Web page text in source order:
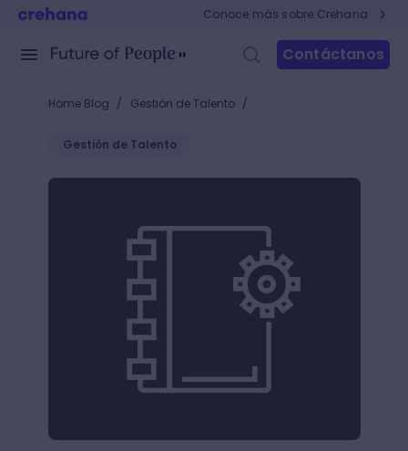
Conoce más sobre Crehana
Contáctanos
Home Blog / Gestión de Talento /
Gestión de Talento
Tendencias para el Desarrollo de Equipos en